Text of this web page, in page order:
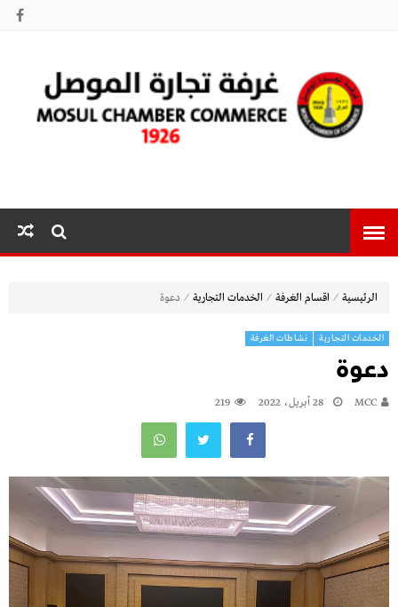
الموصل
الرئيسية ⁄ اقسام الغرفة ⁄ الخدمات التجارية ⁄ دعوة
الخدمات التجارية نشاطات الغرفة
دعوة
MCC 28 أبريل، 2022 219